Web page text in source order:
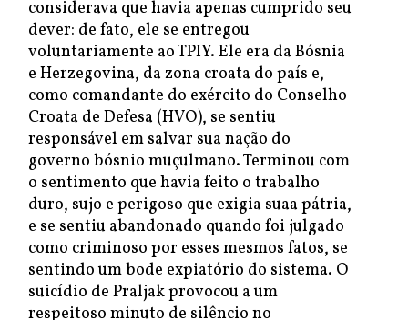
considerava que havia apenas cumprido seu
dever: de fato, ele se entregou
voluntariamente ao TPIY. Ele era da Bósnia
e Herzegovina, da zona croata do país e,
como comandante do exército do Conselho
Croata de Defesa (HVO), se sentiu
responsável em salvar sua nação do
governo bósnio muçulmano. Terminou com
o sentimento que havia feito o trabalho
duro, sujo e perigoso que exigia suaa pátria,
e se sentiu abandonado quando foi julgado
como criminoso por esses mesmos fatos, se
sentindo um bode expiatório do sistema. O
suicídio de Praljak provocou a um
respeitoso minuto de silêncio no